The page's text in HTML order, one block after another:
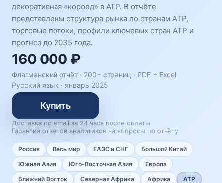
декоративная «короед» в АТР. В отчёте
представлены структура рынка по странам АТР,
торговые потоки, профили ключевых стран АТР и
прогноз до 2035 года.
160 000 ₽
Флагманский отчёт · 200+ страниц · PDF + Excel
Русский язык · январь 2025
Купить
Доставка по email за 24 часа после оплаты
Гарантия ответов аналитиков на вопросы по отчёту
Россия Весь мир ЕАЭС и СНГ
Большой Китай
Южная Азия
Юго-Восточная Азия
Европа
Ближний Восток
Северная Африка Африка
АТР